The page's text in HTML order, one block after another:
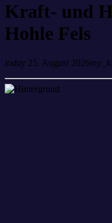
Kraft- und
Hohle Fels
today 25. August 2026